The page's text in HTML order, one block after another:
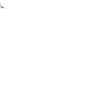
THE FRUIT COMPANY